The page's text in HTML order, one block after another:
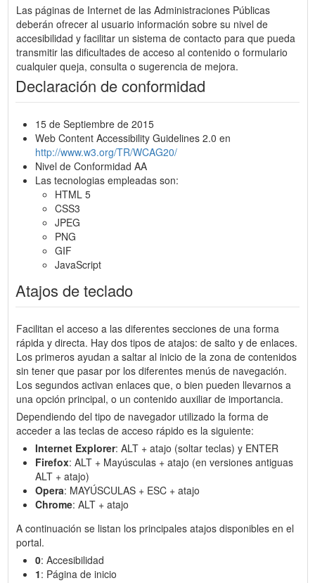
Las páginas de Internet de las Administraciones Públicas
deberán ofrecer al usuario información sobre su nivel de
accesibilidad y facilitar un sistema de contacto para que pueda
transmitir las dificultades de acceso al contenido o formulario
cualquier queja, consulta o sugerencia de mejora.
Declaración de conformidad
15 de Septiembre de 2015
Web Content Accessibility Guidelines 2.0 en
http://www.w3.org/TR/WCAG20/
Nivel de Conformidad AA
Las tecnologias empleadas son:
HTML 5
CSS3
JPEG
PNG
GIF
JavaScript
Atajos de teclado
Facilitan el acceso a las diferentes secciones de una forma
rápida y directa. Hay dos tipos de atajos: de salto y de enlaces.
Los primeros ayudan a saltar al inicio de la zona de contenidos
sin tener que pasar por los diferentes menús de navegación.
Los segundos activan enlaces que, o bien pueden llevarnos a
una opción principal, o un contenido auxiliar de importancia.
Dependiendo del tipo de navegador utilizado la forma de
acceder a las teclas de acceso rápido es la siguiente:
Internet Explorer: ALT + atajo (soltar teclas) y ENTER
Firefox: ALT + Mayúsculas + atajo (en versiones antiguas
ALT + atajo)
Opera: MAYÚSCULAS + ESC + atajo
Chrome: ALT + atajo
A continuación se listan los principales atajos disponibles en el
portal.
0: Accesibilidad
1: Página de inicio